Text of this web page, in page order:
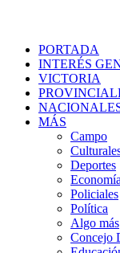
PORTADA
INTERÉS
VICTORIA
MÁS
Campo
Deportes
Economía
Policiales
Política
Algo más
Concejo